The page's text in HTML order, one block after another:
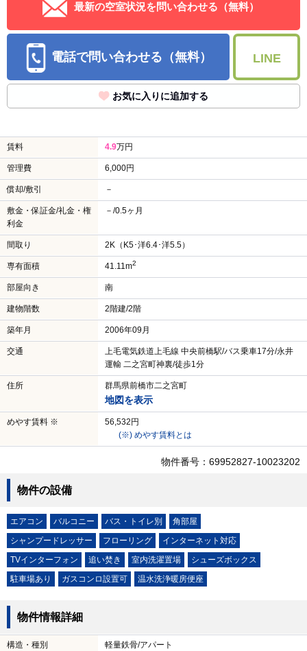
最新の空室状況を問い合わせる（無料）
電話で問い合わせる（無料） LINE
お気に入りに追加する
賃料 4.9万円
管理費 6,000円
償却/敷引 －
敷金・保証金/礼金・権
利金
－/0.5ヶ月
間取り 2K（K5･洋6.4･洋5.5）
専有面積 41.11m2
部屋向き 南
建物階数 2階建/2階
築年月 2006年09月
交通
上毛電気鉄道上毛線 中央前橋駅/バス乗車17分/永井
運輸 二之宮町神裏/徒歩1分
住所 群馬県前橋市二之宮町
地図を表示
めやす賃料 ※
56,532円
(※) めやす賃料とは
物件番号：69952827-10023202
物件の設備
エアコン バルコニー バス・トイレ別
角部屋
シャンプードレッサー
フローリング
インターネット対応
TVインターフォン
追い焚き 室内洗濯置場
シューズボックス
駐車場あり
ガスコンロ設置可 温水洗浄暖房便座
物件情報詳細
構造・種別 軽量鉄骨/アパート